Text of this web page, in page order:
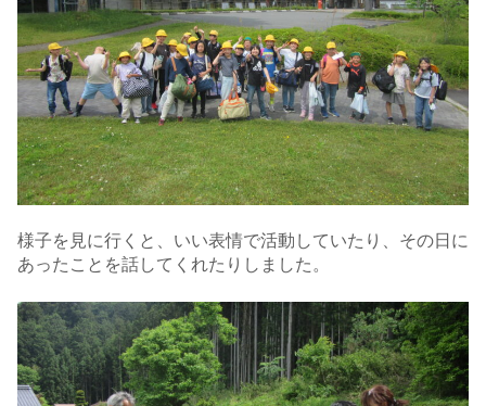
様子を見に行くと、いい表情で活動していたり、その日に
あったことを話してくれたりしました。